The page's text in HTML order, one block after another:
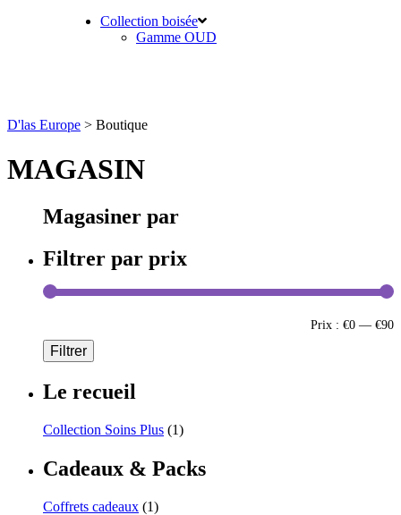
Collection boisée
Gamme OUD
D'las Europe > Boutique
MAGASIN
Magasiner par
Filtrer par prix
Prix : €0 — €90
Filtrer
Le recueil
Collection Soins Plus (1)
Cadeaux & Packs
Coffrets cadeaux (1)